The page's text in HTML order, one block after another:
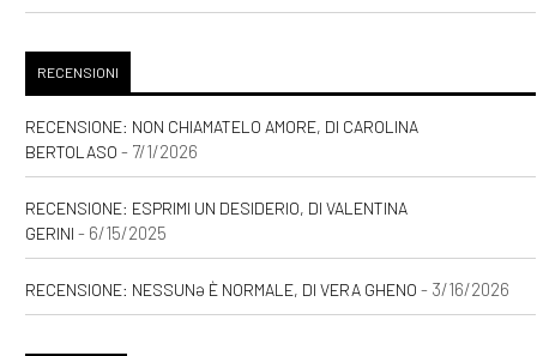
RECENSIONI
RECENSIONE: NON CHIAMATELO AMORE, DI CAROLINA
BERTOLASO - 7/1/2026
RECENSIONE: ESPRIMI UN DESIDERIO, DI VALENTINA
GERINI - 6/15/2025
RECENSIONE: NESSUNƏ È NORMALE, DI VERA GHENO - 3/16/2026